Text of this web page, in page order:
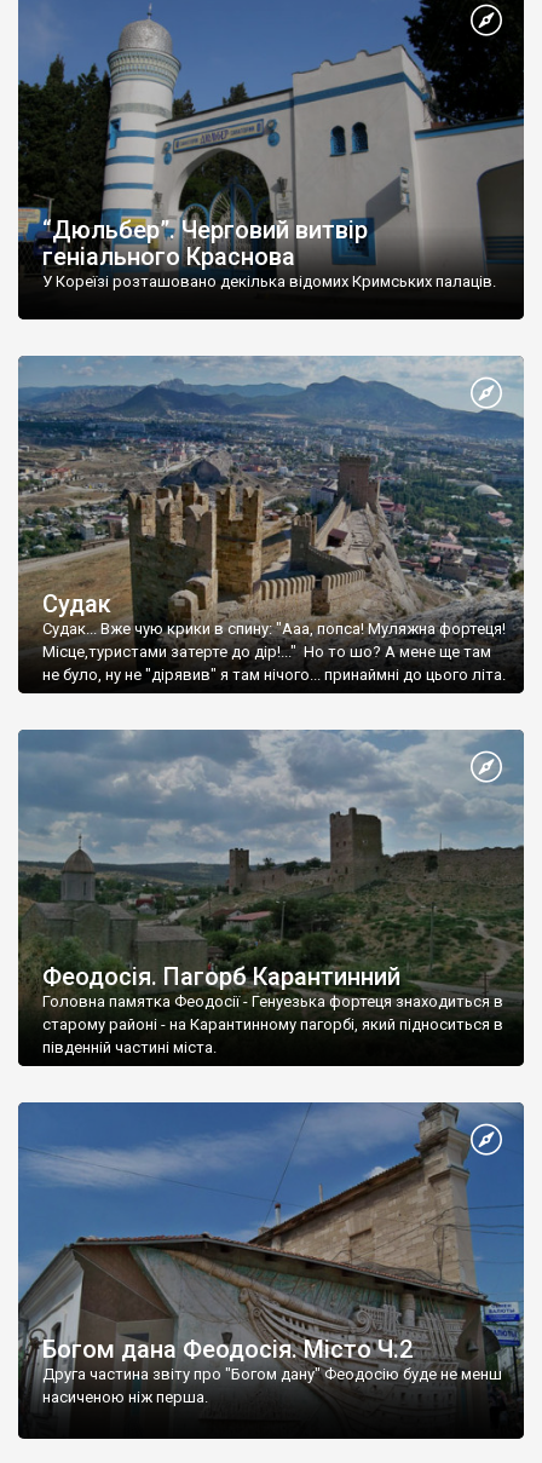
“Дюльбер”. Черговий витвір
геніального Краснова
У Кореїзі розташовано декілька відомих Кримських палаців.
Судак
Судак... Вже чую крики в спину: "Ааа, попса! Муляжна фортеця!
Місце,туристами затерте до дір!..." Но то шо? А мене ще там
не було, ну не "дірявив" я там нічого... принаймні до цього літа.
Феодосія. Пагорб Карантинний
Головна памятка Феодосії - Генуезька фортеця знаходиться в
старому районі - на Карантинному пагорбі, який підноситься в
південній частині міста.
Богом дана Феодосія. Місто Ч.2
Друга частина звіту про "Богом дану" Феодосію буде не менш
насиченою ніж перша.